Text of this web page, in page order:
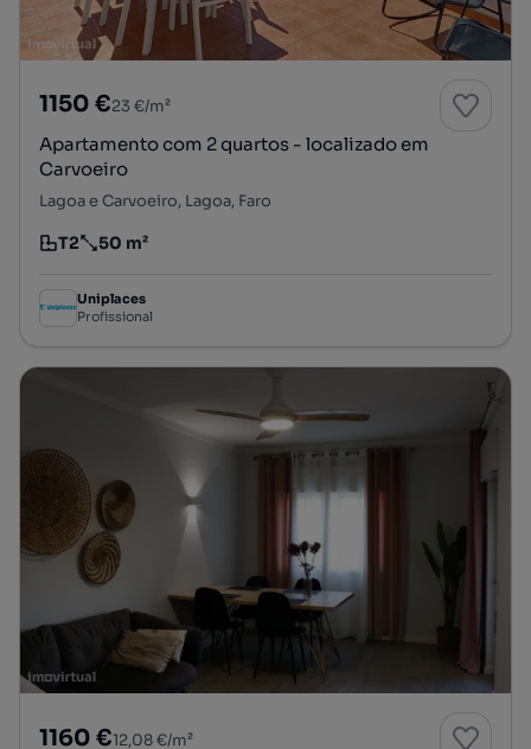
1150 €23 €/m²
Apartamento com 2 quartos - localizado em
Carvoeiro
Lagoa e Carvoeiro, Lagoa, Faro
Tipologia
T2
Preço por metro quadrado
50 m²
Uniplaces
Profissional
1160 €12,08 €/m²